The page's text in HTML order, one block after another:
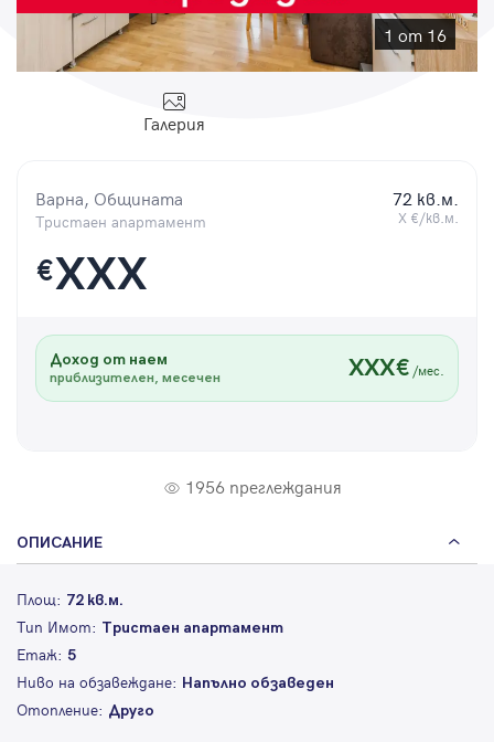
1 от 16
Галерия
Варна, Общината
Тристаен апартамент
72 кв.м.
X €/кв.м.
€XXX
Доход от наем
приблизителен, месечен XXX€ /мес.
1956 преглеждания
ОПИСАНИЕ
Площ: 72 кв.м.
Тип Имот: Тристаен апартамент
Етаж: 5
Ниво на обзавеждане: Напълно обзаведен
Отопление: Друго
Парола
Забравена парола